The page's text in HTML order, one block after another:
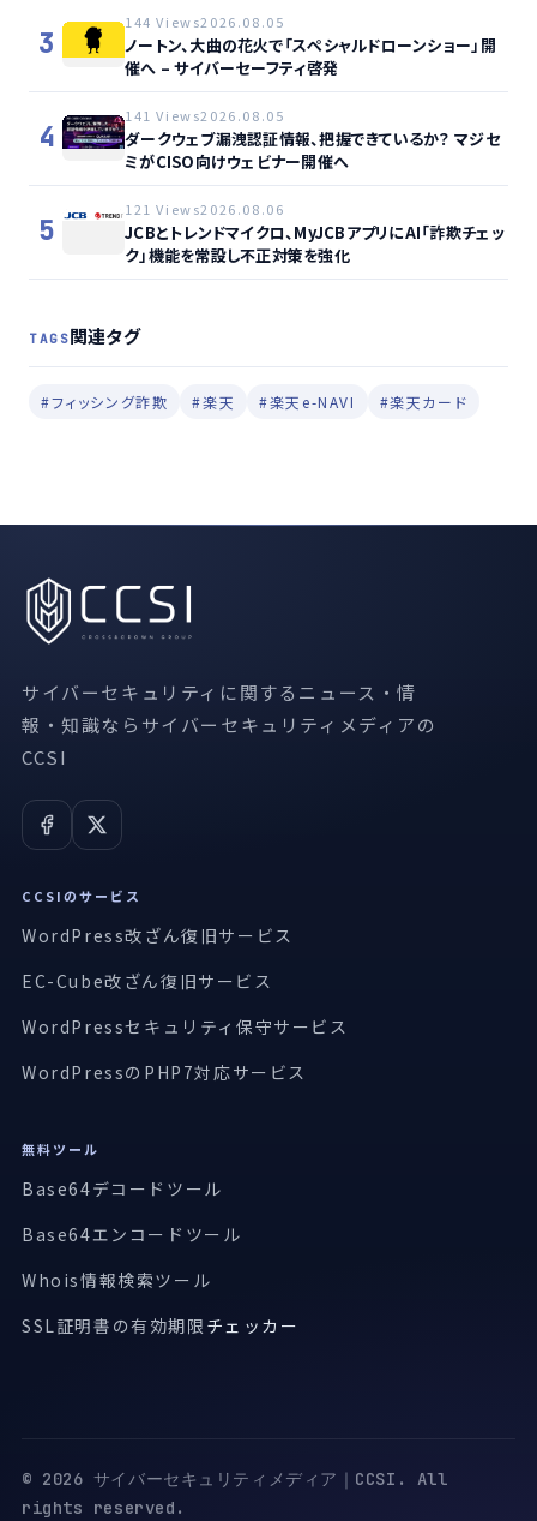
3
144 Views2026.08.05
ノートン、大曲の花火で「スペシャルドローンショー」開
催へ – サイバーセーフティ啓発
4
141 Views2026.08.05
ダークウェブ漏洩認証情報、把握できているか？ マジセ
ミがCISO向けウェビナー開催へ
5
121 Views2026.08.06
JCBとトレンドマイクロ、MyJCBアプリにAI「詐欺チェッ
ク」機能を常設し不正対策を強化
TAGS関連タグ
#フィッシング詐欺 #楽天 #楽天e-NAVI #楽天カード
サイバーセキュリティに関するニュース・情
報・知識ならサイバーセキュリティメディアの
CCSI
CCSIのサービス
WordPress改ざん復旧サービス
EC-Cube改ざん復旧サービス
WordPressセキュリティ保守サービス
WordPressのPHP7対応サービス
無料ツール
Base64デコードツール
Base64エンコードツール
Whois情報検索ツール
SSL証明書の有効期限 チェッカー
© 2026 サイバーセキュリティメディア｜CCSI. All
rights reserved.